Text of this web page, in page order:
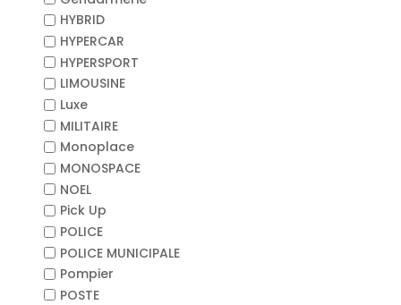
HYBRID
HYPERCAR
HYPERSPORT
LIMOUSINE
Luxe
MILITAIRE
Monoplace
MONOSPACE
NOEL
Pick Up
POLICE
POLICE MUNICIPALE
Pompier
POSTE